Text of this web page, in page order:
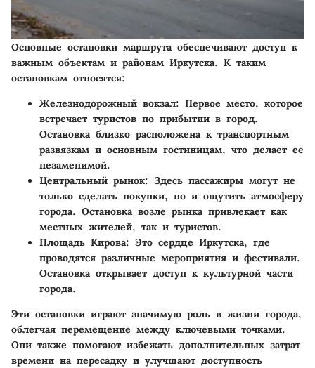
Основные остановки маршрута обеспечивают доступ к
важным объектам и районам Иркутска. К таким
остановкам относятся:
Железнодорожный вокзал: Первое место, которое
встречает туристов по прибытии в город.
Остановка близко расположена к транспортным
развязкам и основным гостиницам, что делает ее
незаменимой.
Центральный рынок: Здесь пассажиры могут не
только сделать покупки, но и ощутить атмосферу
города. Остановка возле рынка привлекает как
местных жителей, так и туристов.
Площадь Кирова: Это сердце Иркутска, где
проводятся различные мероприятия и фестивали.
Остановка открывает доступ к культурной части
города.
Эти остановки играют значимую роль в жизни города,
облегчая перемещение между ключевыми точками.
Они также помогают избежать дополнительных затрат
времени на пересадку и улучшают доступность